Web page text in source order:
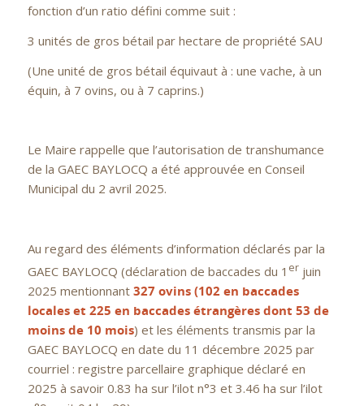
fonction d’un ratio défini comme suit :
3 unités de gros bétail par hectare de propriété SAU
(Une unité de gros bétail équivaut à : une vache, à un
équin, à 7 ovins, ou à 7 caprins.)
Le Maire rappelle que l’autorisation de transhumance
de la GAEC BAYLOCQ a été approuvée en Conseil
Municipal du 2 avril 2025.
Au regard des éléments d’information déclarés par la
GAEC BAYLOCQ (déclaration de baccades du 1 erjuin
2025 mentionnant 327 ovins (102 en baccades
locales et 225 en baccades étrangères dont 53 de
moins de 10 mois) et les éléments transmis par la
GAEC BAYLOCQ en date du 11 décembre 2025 par
courriel : registre parcellaire graphique déclaré en
2025 à savoir 0.83 ha sur l’ilot n°3 et 3.46 ha sur l’ilot